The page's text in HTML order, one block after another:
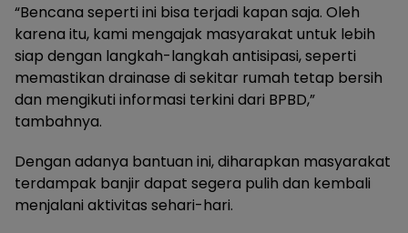
“Bencana seperti ini bisa terjadi kapan saja. Oleh
karena itu, kami mengajak masyarakat untuk lebih
siap dengan langkah-langkah antisipasi, seperti
memastikan drainase di sekitar rumah tetap bersih
dan mengikuti informasi terkini dari BPBD,”
tambahnya.
Dengan adanya bantuan ini, diharapkan masyarakat
terdampak banjir dapat segera pulih dan kembali
menjalani aktivitas sehari-hari.